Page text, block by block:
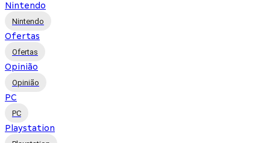
Nintendo
Nintendo
Ofertas
Ofertas
Opinião
Opinião
PC
PC
Playstation